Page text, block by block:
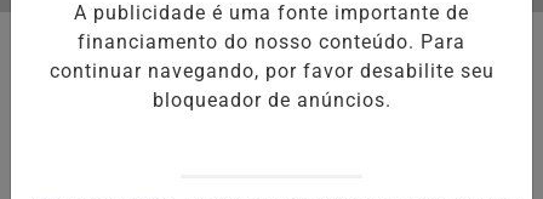
EM ALTA
🚔 SEGURANÇA E JUSTIÇA
Homem é morto dentro de estação
da Trensurb em Porto Alegre após
A publicidade é uma fonte importante de
financiamento do nosso conteúdo. Para
continuar navegando, por favor desabilite seu
bloqueador de anúncios.